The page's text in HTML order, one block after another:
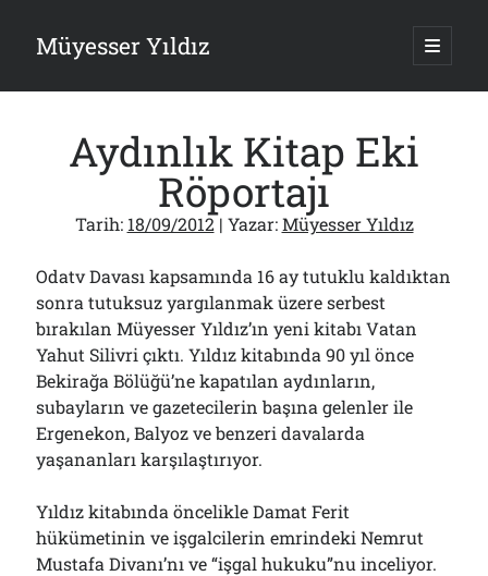
Müyesser Yıldız ana
Yan
Menü
Türkiye 2.0’a Gidiş!..
05/08/2026
15 Temmuz Soruları… Nasuh Mahruki’nin “Suçu”!..
Er Gaziler 20 Gün Sonra Gelen MSB Heyetine Böyle İsyan Etti:“Bizi
Teröristlere G……yle Güldürdünüz”
01/08/2026
Papazın “Komutanı” Ayasofya ve Patrikhane İçin ABD’yi Göreve
Çağırdı!..
31/07/2026
Bölmediğiniz Bir O Kalmıştı!..
29/07/2026
Aydınlık Kitap Eki
Röportajı
Tarih: 18/09/2012| Yazar:Müyesser Yıldız
Odatv Davası kapsamında 16 ay tutuklu kaldıktan
sonra tutuksuz yargılanmak üzere serbest
bırakılan Müyesser Yıldız’ın yeni kitabı Vatan
Yahut Silivri çıktı. Yıldız kitabında 90 yıl önce
Bekirağa Bölüğü’ne kapatılan aydınların,
subayların ve gazetecilerin başına gelenler ile
Ergenekon, Balyoz ve benzeri davalarda
yaşananları karşılaştırıyor.
Yıldız kitabında öncelikle Damat Ferit
hükümetinin ve işgalcilerin emrindeki Nemrut
Mustafa Divanı’nı ve “işgal hukuku”nu inceliyor.